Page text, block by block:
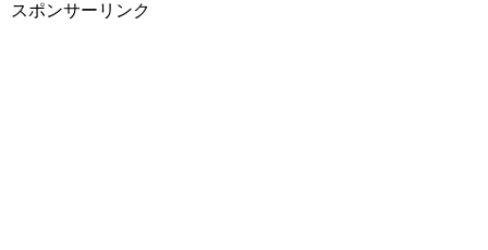
スポンサーリンク